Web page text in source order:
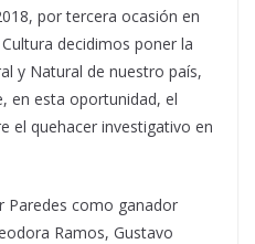
por tercera ocasión en
decidimos poner la
y Natural de nuestro país,
en esta oportunidad, el
el quehacer investigativo en
Paredes como ganador
Ramos, Gustavo